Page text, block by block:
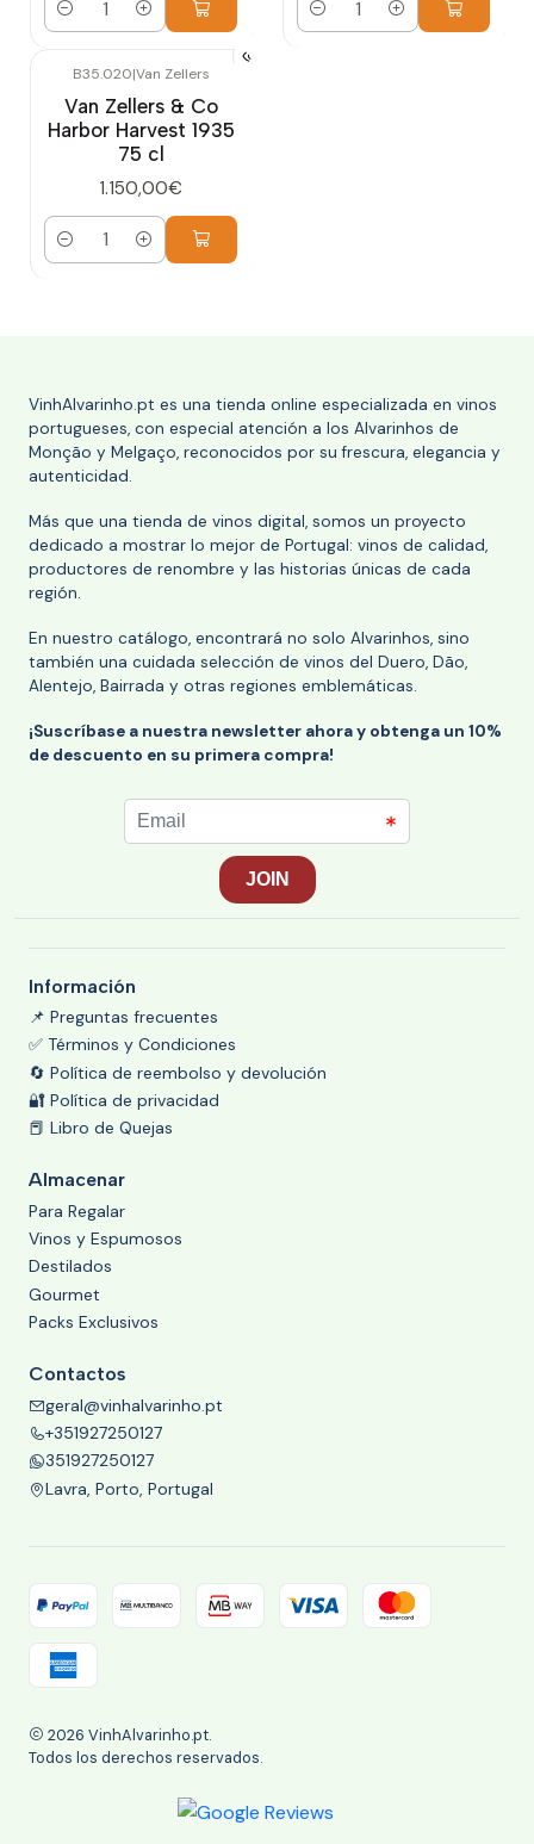
Cantidad Cantidad
B35.020|Van Zellers
Van Zellers & Co
Harbor Harvest 1935
75 cl
1.150,00€
Cantidad
VinhAlvarinho.pt es una tienda online especializada en vinos
portugueses, con especial atención a los Alvarinhos de
Monção y Melgaço, reconocidos por su frescura, elegancia y
autenticidad.
Más que una tienda de vinos digital, somos un proyecto
dedicado a mostrar lo mejor de Portugal: vinos de calidad,
productores de renombre y las historias únicas de cada
región.
En nuestro catálogo, encontrará no solo Alvarinhos, sino
también una cuidada selección de vinos del Duero, Dão,
Alentejo, Bairrada y otras regiones emblemáticas.
¡Suscríbase a nuestra newsletter ahora y obtenga un 10%
de descuento en su primera compra!
Información
📌 Preguntas frecuentes
✅ Términos y Condiciones
🔄 Política de reembolso y devolución
🔐 Política de privacidad
📕 Libro de Quejas
Almacenar
Para Regalar
Vinos y Espumosos
Destilados
Gourmet
Packs Exclusivos
Contactos
geral@vinhalvarinho.pt
+351927250127
351927250127
Lavra, Porto, Portugal
2026 VinhAlvarinho.pt.
Todos los derechos reservados.